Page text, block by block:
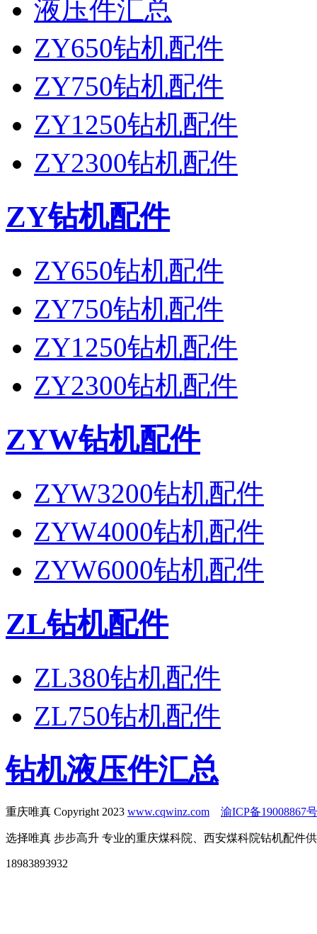
液压件汇总
ZY650钻机配件
ZY750钻机配件
ZY1250钻机配件
ZY2300钻机配件
ZY钻机配件
ZY650钻机配件
ZY750钻机配件
ZY1250钻机配件
ZY2300钻机配件
ZYW钻机配件
ZYW3200钻机配件
ZYW4000钻机配件
ZYW6000钻机配件
ZL钻机配件
ZL380钻机配件
ZL750钻机配件
钻机液压件汇总
重庆唯真 Copyright 2023 www.cqwinz.com 渝ICP备19008867
选择唯真 步步高升 专业的重庆煤科院、西安煤科院钻机配件
18983893932